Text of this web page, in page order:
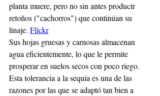
planta muere, pero no sin antes producir
retoños ("cachorros") que continúan su
linaje. Flickr
Sus hojas gruesas y carnosas almacenan
agua eficientemente, lo que le permite
prosperar en suelos secos con poco riego.
Esta tolerancia a la sequía es una de las
razones por las que se adaptó tan bien a